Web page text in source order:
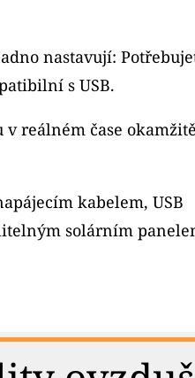
nastavují:
s USB.
reálném čase okamžitě
kabelem, USB
solárním